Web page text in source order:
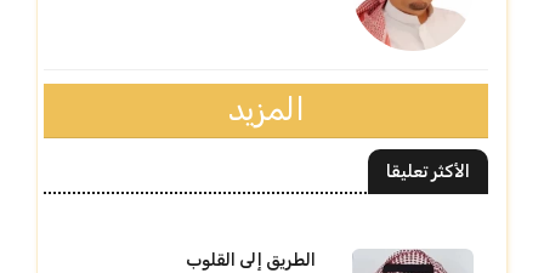
المزيد
الأكثر تعليقا
الطريق إلى القلوب